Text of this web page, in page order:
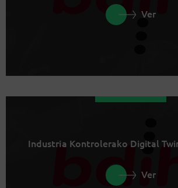
Ver
Industria Kontrolerako Digital
Ver